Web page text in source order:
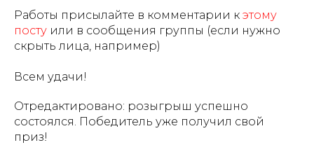
Работы присылайте в комментарии к этому
посту или в сообщения группы (если нужно
скрыть лица, например)
Всем удачи!
Отредактировано: розыгрыш успешно
состоялся. Победитель уже получил свой
приз!